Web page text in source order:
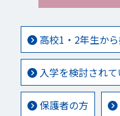
高校1・2年生か
入学を検討され
保護者の方